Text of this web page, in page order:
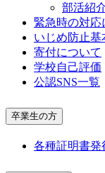
部活紹
緊急時の対応
いじめ防止基
寄付について
学校自己評価
公認SNS一覧
卒業生の方
各種証明書発